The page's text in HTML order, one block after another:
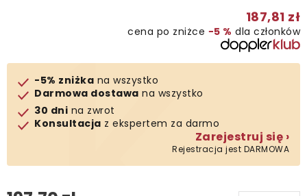
187,81 zł
cena po zniżce −5 % dla członków
-5% zniżka na wszystko
Darmowa dostawa na wszystko
30 dni na zwrot
Konsultacja z ekspertem za darmo
Zarejestruj się ›
Rejestracja jest DARMOWA